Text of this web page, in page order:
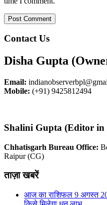
Contact Us
Disha Gupta
Email:
Mobile: (+91) 9425812494
Shalini Gupta (Editor
Chhatisgarh Bureau Office:
Raipur (CG)
ताज़ा खबरें
आज का राशिफल 9 अगस्त